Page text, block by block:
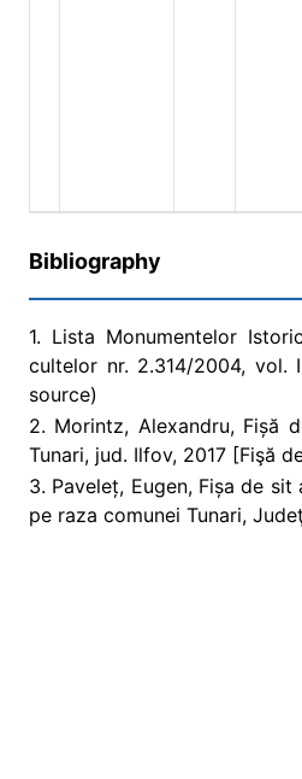
Bibliography
1. Lista Monumentelor
cultelor nr. 2.314/2004, vol.
source)
2. Morintz, Alexandru, Fișă
Tunari, jud. Ilfov, 2017 [Fişă
3. Paveleț, Eugen, Fișa de
pe raza comunei Tunari,